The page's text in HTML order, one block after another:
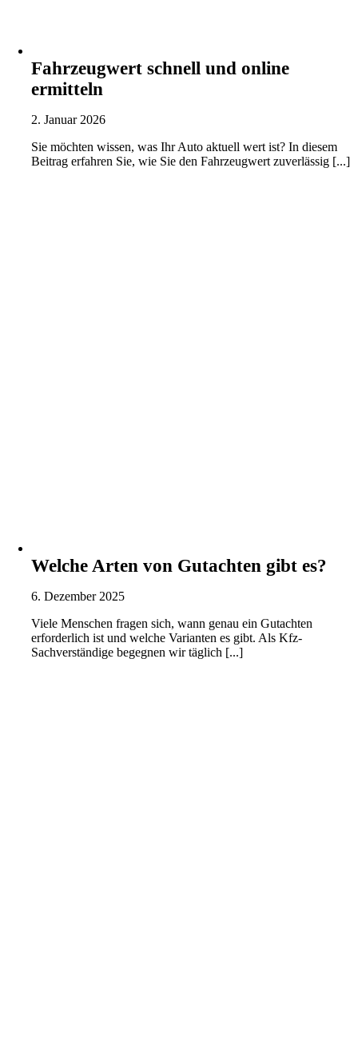
Fahrzeugwert schnell und online
ermitteln
2. Januar 2026
Sie möchten wissen, was Ihr Auto aktuell wert ist? In diesem
Beitrag erfahren Sie, wie Sie den Fahrzeugwert zuverlässig [...]
Welche Arten von Gutachten gibt es?
6. Dezember 2025
Viele Menschen fragen sich, wann genau ein Gutachten
erforderlich ist und welche Varianten es gibt. Als Kfz-
Sachverständige begegnen wir täglich [...]